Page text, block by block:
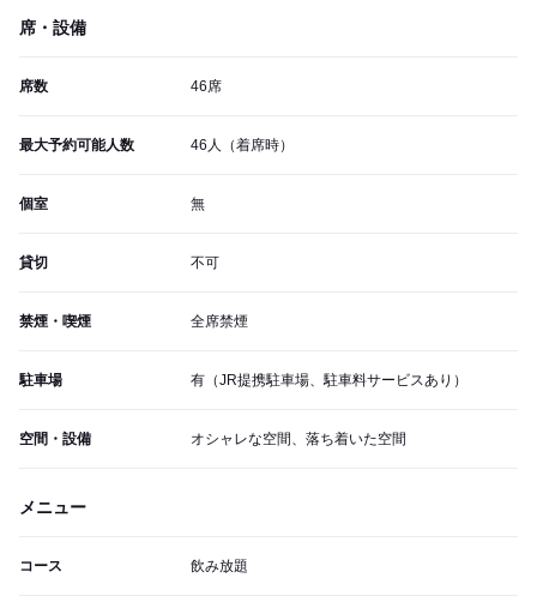
席・設備
席数 46席
最大予約可能人数 46人（着席時）
個室 無
貸切 不可
禁煙・喫煙 全席禁煙
駐車場 有（JR提携駐車場、駐車料サービスあり）
空間・設備 オシャレな空間、落ち着いた空間
メニュー
コース 飲み放題